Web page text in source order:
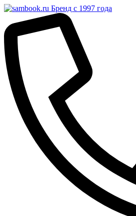
Бренд с 1997 года